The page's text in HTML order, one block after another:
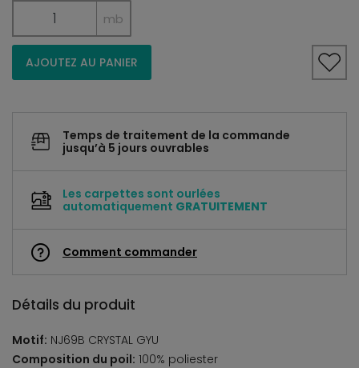
mb
AJOUTEZ AU PANIER
Temps de traitement de la commande
jusqu’à 5 jours ouvrables
Les carpettes sont ourlées
automatiquement GRATUITEMENT
Comment commander
Détails du produit
Motif: NJ69B CRYSTAL GYU
Composition du poil: 100% poliester